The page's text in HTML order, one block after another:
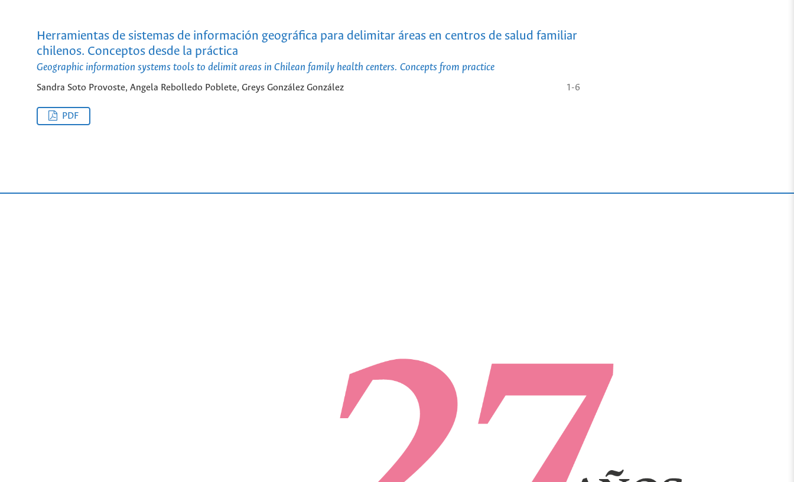
Herramientas de sistemas de información geográfica para delimitar áreas en centros de salud familiar
chilenos. Conceptos desde la práctica
Geographic information systems tools to delimit areas in Chilean family health centers. Concepts from practice
Sandra Soto Provoste, Angela Rebolledo Poblete, Greys González González 1-6
PDF